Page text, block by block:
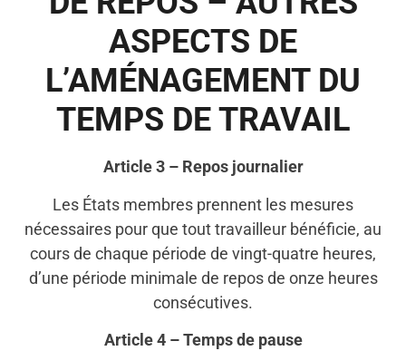
ASPECTS DE
L’AMÉNAGEMENT DU
TEMPS DE TRAVAIL
Article 3 – Repos journalier
Les États membres prennent les mesures
nécessaires pour que tout travailleur bénéficie, au
cours de chaque période de vingt-quatre heures,
d’une période minimale de repos de onze heures
consécutives.
Article 4 – Temps de pause